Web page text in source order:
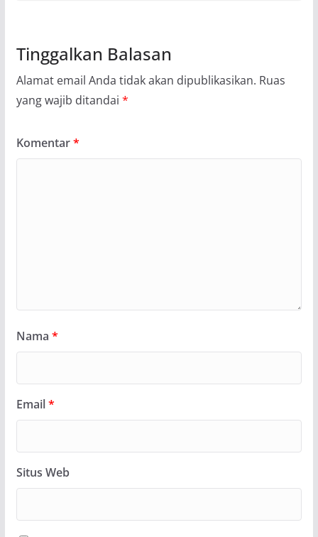
Tinggalkan Balasan
Alamat email Anda tidak akan dipublikasikan. Ruas
yang wajib ditandai *
Komentar*
Nama *
Email*
Situs Web